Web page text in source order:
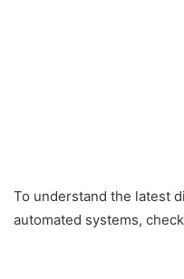
To understand the latest
automated systems,